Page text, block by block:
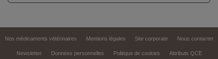
Nos médicaments vétérinaires Mentions légales Site corporate Nous contacter
Newsletter Données personnelles Politique de cookies Attributs QCE